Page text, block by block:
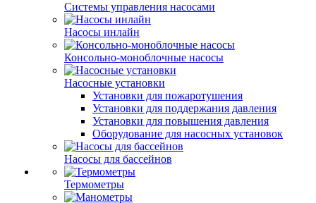
Системы управления насосами
Насосы инлайн
Консольно-моноблочные насосы
Насосные установки
Установки для пожаротушения
Установки для поддержания давления
Установки для повышения давления
Оборудование для насосных установок
Насосы для бассейнов
Термометры